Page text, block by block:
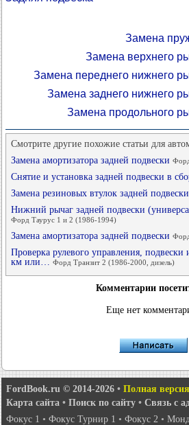
Замена
Замена верхнего
Замена переднего нижнего
Замена заднего нижнего
Замена продольного
Смотрите другие похожие статьи для
Замена амортизатора задней подвески
Снятие и установка задней подвески в
Замена резиновых втулок задней подвески
Нижний рычаг задней подвески
Форд Таурус 1 и 2 (1986-1994)
Замена амортизатора задней подвески
Проверка рулевого управления,
км или… Форд Транзит 2 (1986-2000, дизель)
Комментарии
Еще нет
FordBook.ru © 2014-2026 • Полная версия
Карта сайта • Поиск по сайту • Связь с
Фокус 1 • Фокус Турнир 1 • Фокус 2 •